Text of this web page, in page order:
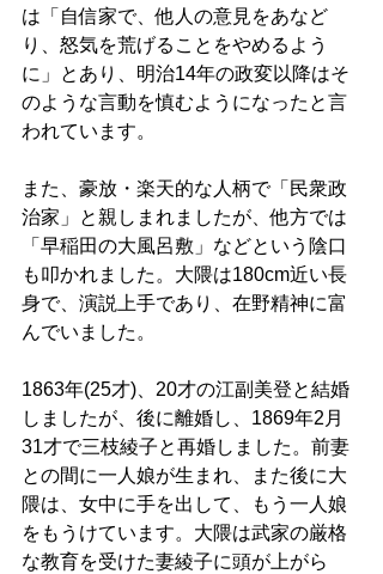
は「自信家で、他人の意見をあなど
り、怒気を荒げることをやめるよう
に」とあり、明治14年の政変以降はそ
のような言動を慎むようになったと言
われています。
また、豪放・楽天的な人柄で「民衆政
治家」と親しまれましたが、他方では
「早稲田の大風呂敷」などという陰口
も叩かれました。大隈は180cm近い長
身で、演説上手であり、在野精神に富
んでいました。
1863年(25才)、20才の江副美登と結婚
しましたが、後に離婚し、1869年2月
31才で三枝綾子と再婚しました。前妻
との間に一人娘が生まれ、また後に大
隈は、女中に手を出して、もう一人娘
をもうけています。大隈は武家の厳格
な教育を受けた妻綾子に頭が上がら